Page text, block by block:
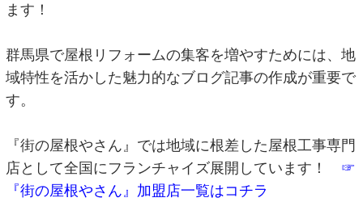
ます！
群馬県で屋根リフォームの集客を増やすためには、地
域特性を活かした魅力的なブログ記事の作成が重要で
す。
『街の屋根やさん』では地域に根差した屋根工事専門
店として全国にフランチャイズ展開しています！ ☞
『街の屋根やさん』加盟店一覧はコチラ